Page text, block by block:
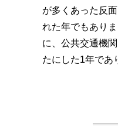
が多くあった反
れた年でもあり
に、公共交通機
たにした1年で